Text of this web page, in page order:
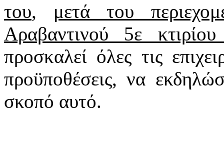
του, μετά του
Αραβαντινού 5ε
προσκαλεί όλες τις
προϋποθέσεις, να
σκοπό αυτό.